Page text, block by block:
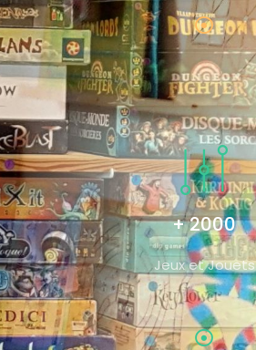
+ 2000
Jeux et Jouets